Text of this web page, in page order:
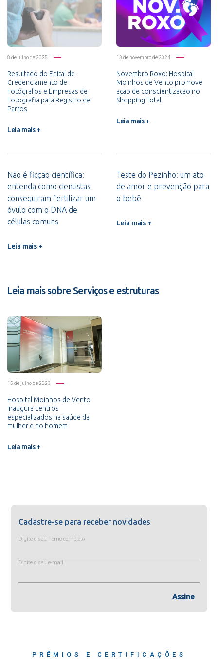
8 de julho de 2025
Resultado do Edital de
Credenciamento de
Fotógrafos e Empresas de
Fotografia para Registro de
Partos
Leia mais +
13 de novembro de 2024
Novembro Roxo: Hospital
Moinhos de Vento promove
ação de conscientização no
Shopping Total
Leia mais +
Não é ficção científica:
entenda como cientistas
conseguiram fertilizar um
óvulo com o DNA de
células comuns
Leia mais +
Teste do Pezinho: um ato
de amor e prevenção para
o bebê
Leia mais +
Leia mais sobre Serviços e estruturas
15 de julho de 2023
Hospital Moinhos de Vento
inaugura centros
especializados na saúde da
mulher e do homem
Leia mais +
Cadastre-se para receber novidades
Digite o seu nome completo
Digite o seu e-mail
Assine
PRÊMIOS E CERTIFICAÇÕES